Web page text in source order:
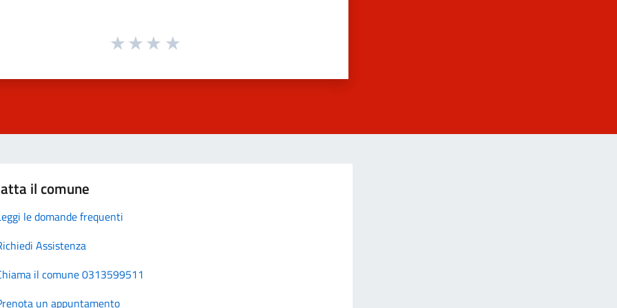
il comune
le domande frequenti
Assistenza
il comune 0313599511
un appuntamento